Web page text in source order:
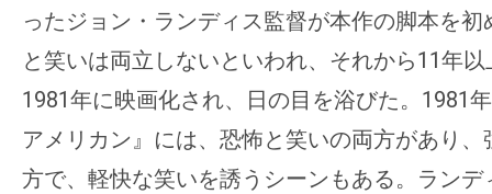
ったジョン・ランディス監督が本作の脚本を
と笑いは両立しないといわれ、それから11年
1981年に映画化され、日の目を浴びた。1981
アメリカン』には、恐怖と笑いの両方があり
方で、軽快な笑いを誘うシーンもある。ラン